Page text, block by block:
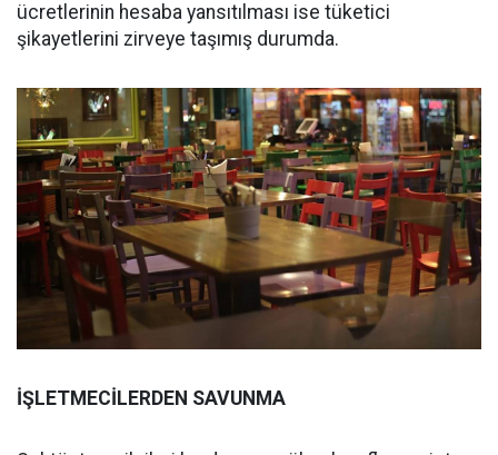
ücretlerinin hesaba yansıtılması ise tüketici
şikayetlerini zirveye taşımış durumda.
İŞLETMECİLERDEN SAVUNMA